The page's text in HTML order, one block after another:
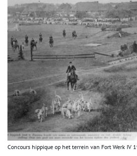
Concours hippique op het terrein van Fort Werk IV